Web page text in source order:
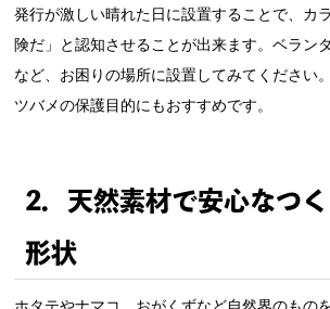
発行が激しい晴れた日に設置することで、カ
険だ」と認知させることが出来ます。ベラン
など、お困りの場所に設置してみてください。
ツバメの保護目的にもおすすめです。
2．天然素材で安心なつ
形状